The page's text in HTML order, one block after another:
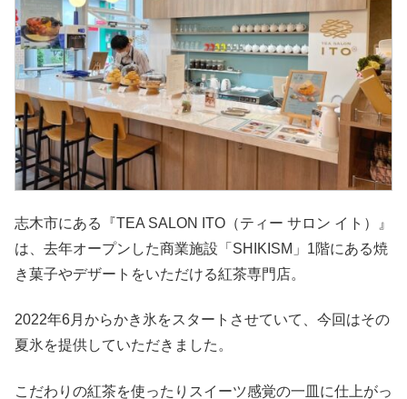
志木市にある『TEA SALON ITO（ティー サロン イト）』
は、去年オープンした商業施設「SHIKISM」1階にある焼
き菓子やデザートをいただける紅茶専門店。
2022年6月からかき氷をスタートさせていて、今回はその
夏氷を提供していただきました。
こだわりの紅茶を使ったりスイーツ感覚の一皿に仕上がっ